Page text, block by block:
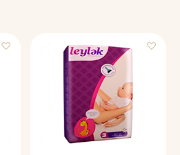
♡ ♡
фото скоро